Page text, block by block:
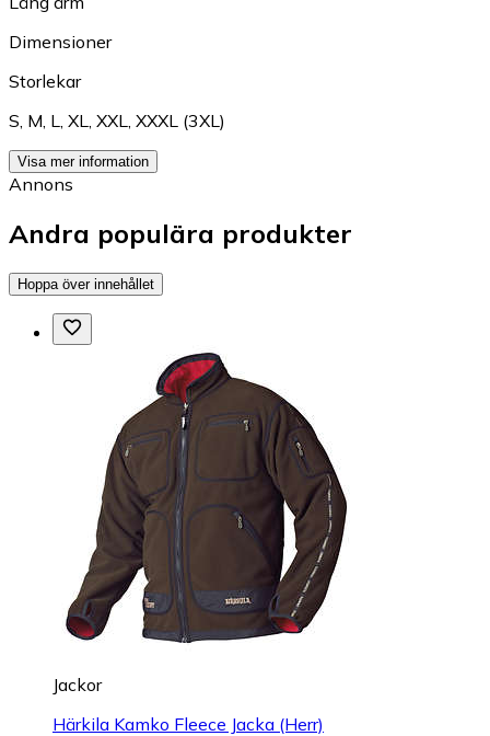
Dimensioner
Storlekar
S, M, L, XL, XXL, XXXL (3XL)
Visa mer information
Annons
Andra populära produkter
Hoppa över innehållet
Jackor
Härkila Kamko Fleece Jacka (Herr)